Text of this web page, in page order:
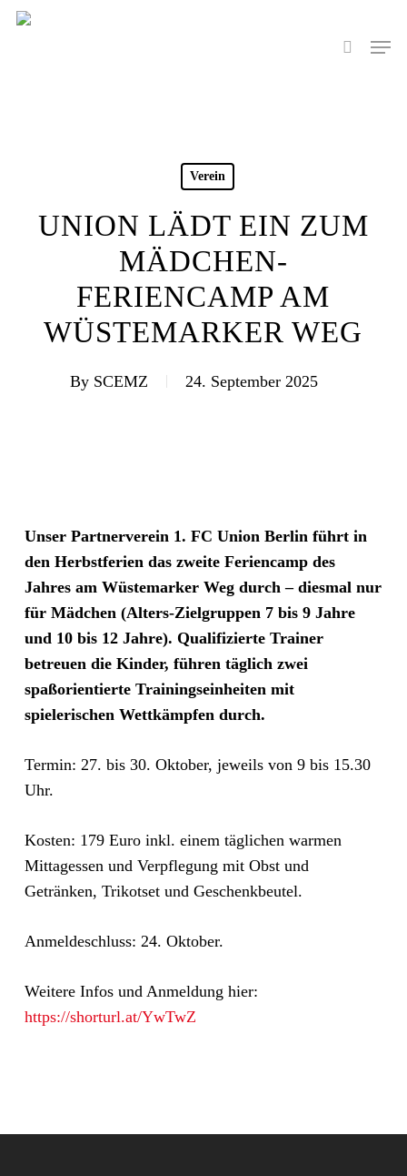
Skip
search
Menu
Verein
UNION LÄDT EIN ZUM
MÄDCHEN-
FERIENCAMP AM
WÜSTEMARKER WEG
By SCEMZ 24. September 2025
Unser Partnerverein 1. FC Union Berlin führt in
den Herbstferien das zweite Feriencamp des
Jahres am Wüstemarker Weg durch – diesmal nur
für Mädchen (Alters-Zielgruppen 7 bis 9 Jahre
und 10 bis 12 Jahre). Qualifizierte Trainer
betreuen die Kinder, führen täglich zwei
spaßorientierte Trainingseinheiten mit
spielerischen Wettkämpfen durch.
Termin: 27. bis 30. Oktober, jeweils von 9 bis 15.30
Uhr.
Kosten: 179 Euro inkl. einem täglichen warmen
Mittagessen und Verpflegung mit Obst und
Getränken, Trikotset und Geschenkbeutel.
Anmeldeschluss: 24. Oktober.
Weitere Infos und Anmeldung hier:
https://shorturl.at/YwTwZ